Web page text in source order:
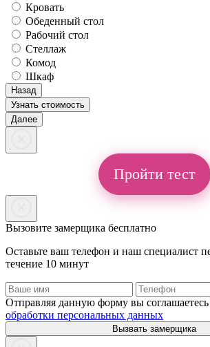
Кровать
Обеденный стол
Рабочий стол
Стеллаж
Комод
Шкаф
Назад
Узнать стоимость
Далее
Пройти тест
Вызовите замерщика бесплатно
Оставьте ваш телефон и наш специалист
течение 10 минут
Отправляя данную форму вы соглашаетесь
обработки персональных данных
Вызвать замерщика